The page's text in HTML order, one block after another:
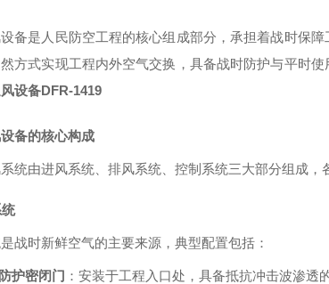
设备是人民防空工程的核心组成部分，承担着战时保
方式实现工程内外空气交换，具备战时防护与平时
设备DFR-1419
备的核心构成
统由进风系统、排风系统、控制系统三大部分组成，
战时新鲜空气的主要来源，典型配置包括：
防护密闭门 ：安装于工程入口处，具备抵抗冲击波渗